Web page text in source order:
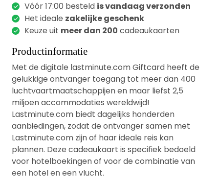
Vóór 17:00 besteld is vandaag verzonden
Het ideale zakelijke geschenk
Keuze uit meer dan 200 cadeaukaarten
Productinformatie
Met de digitale lastminute.com Giftcard heeft de
gelukkige ontvanger toegang tot meer dan 400
luchtvaartmaatschappijen en maar liefst 2,5
miljoen accommodaties wereldwijd!
Lastminute.com biedt dagelijks honderden
aanbiedingen, zodat de ontvanger samen met
Lastminute.com zijn of haar ideale reis kan
plannen. Deze cadeaukaart is specifiek bedoeld
voor hotelboekingen of voor de combinatie van
een hotel en een vlucht.